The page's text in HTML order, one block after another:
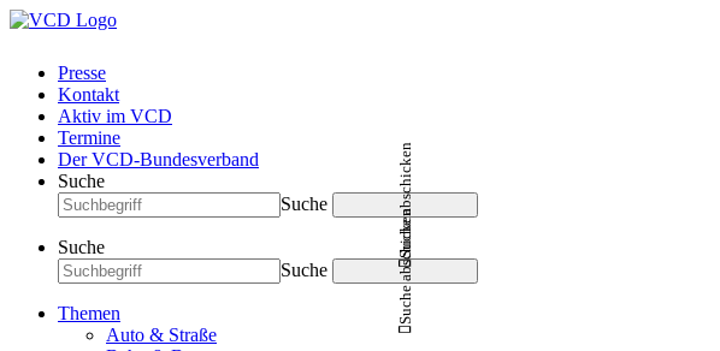
Presse
Kontakt
Aktiv im VCD
Termine
Der VCD-Bundesverband
Suche
Suche
Suche abschicken
Suche
Suche
Suche abschicken
Themen
Auto & Straße